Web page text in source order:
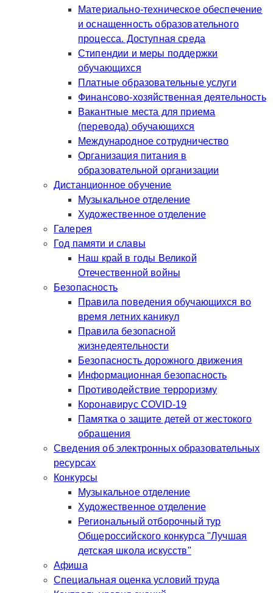
Материально-техническое обеспечение
и оснащенность образовательного
процесса. Доступная среда
Стипендии и меры поддержки
обучающихся
Платные образовательные услуги
Финансово-хозяйственная деятельность
Вакантные места для приема
(перевода) обучающихся
Международное сотрудничество
Организация питания в
образовательной организации
Дистанционное обучение
Музыкальное отделение
Художественное отделение
Галерея
Год памяти и славы
Наш край в годы Великой
Отечественной войны
Безопасность
Правила поведения обучающихся во
время летних каникул
Правила безопасной
жизнедеятельности
Безопасность дорожного движения
Информационная безопасность
Противодействие терроризму
Коронавирус COVID-19
Памятка о защите детей от жестокого
обращения
Сведения об электронных образовательных
ресурсах
Конкурсы
Музыкальное отделение
Художественное отделение
Региональный отборочный тур
Общероссийского конкурса "Лучшая
детская школа искусств"
Афиша
Специальная оценка условий труда